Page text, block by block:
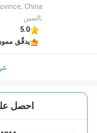
China
,الصين
5.0
يدقّق
احصل